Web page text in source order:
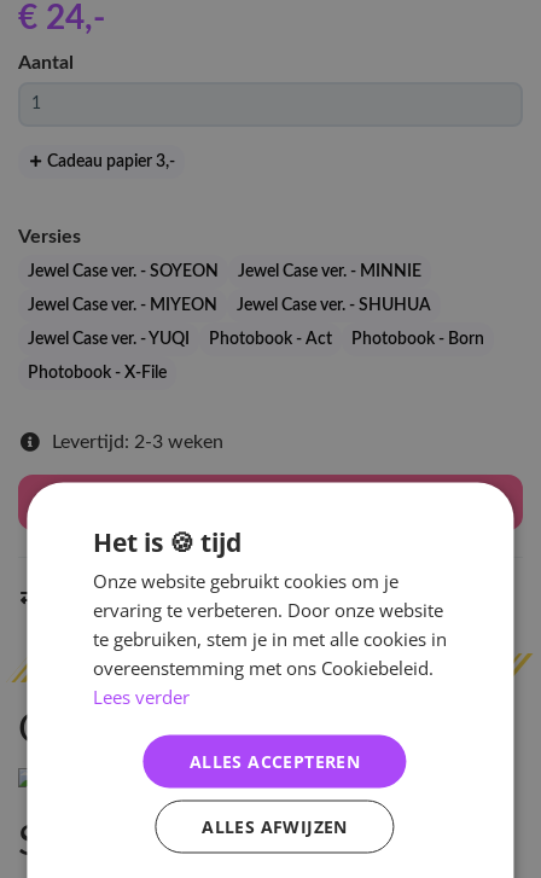
€ 24,-
Aantal
Cadeau papier 3,-
Versies
Jewel Case ver. - SOYEON
Jewel Case ver. - MINNIE
Jewel Case ver. - MIYEON
Jewel Case ver. - SHUHUA
Jewel Case ver. - YUQI
Photobook - Act
Photobook - Born
Photobook - X-File
Levertijd: 2-3 weken
Indien op voorraadbinnen 2 werkdagen
Omschrijving
Specificaties
Het is 🍪 tijd
Onze website gebruikt cookies om je
ervaring te verbeteren. Door onze website
te gebruiken, stem je in met alle cookies in
overeenstemming met ons Cookiebeleid.
Lees verder
ALLES ACCEPTEREN
ALLES AFWIJZEN